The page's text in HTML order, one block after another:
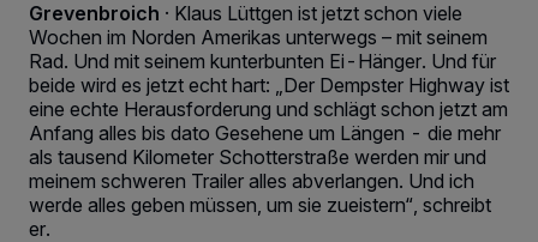
Grevenbroich · Klaus Lüttgen ist jetzt schon viele
Wochen im Norden Amerikas unterwegs – mit seinem
Rad. Und mit seinem kunterbunten Ei-Hänger. Und für
beide wird es jetzt echt hart: „Der Dempster Highway ist
eine echte Herausforderung und schlägt schon jetzt am
Anfang alles bis dato Gesehene um Längen - die mehr
als tausend Kilometer Schotterstraße werden mir und
meinem schweren Trailer alles abverlangen. Und ich
werde alles geben müssen, um sie zueistern“, schreibt
er.